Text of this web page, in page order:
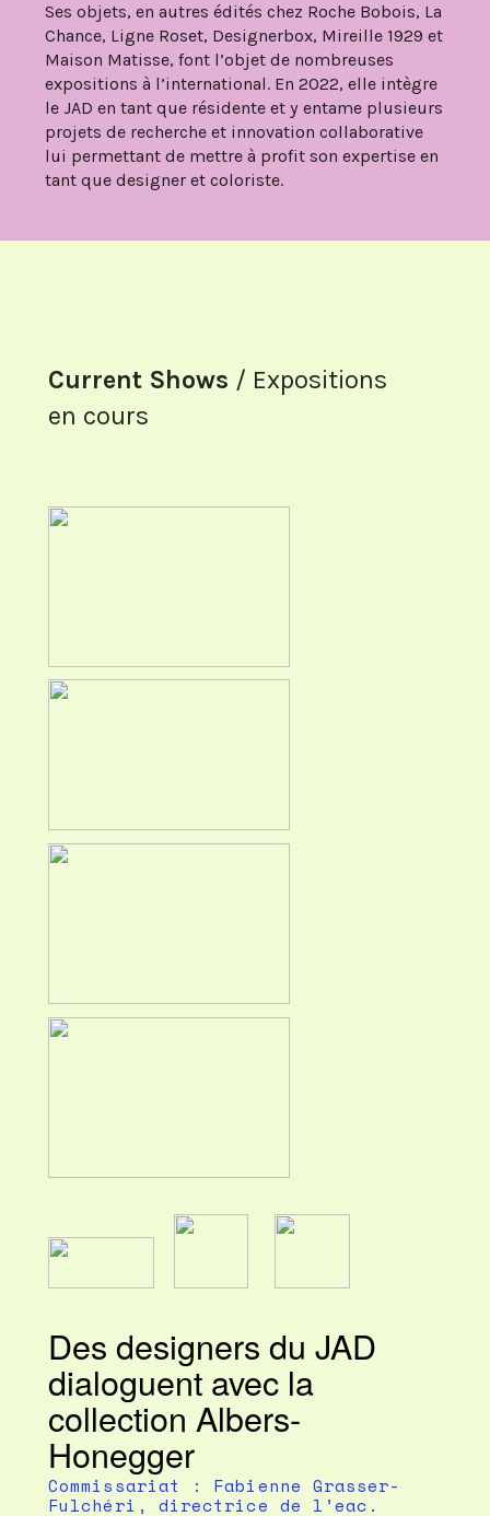
Ses objets, en autres édités chez Roche Bobois, La
Chance, Ligne Roset, Designerbox, Mireille 1929 et
Maison Matisse, font l’objet de nombreuses
expositions à l’international. En 2022, elle intègre
le JAD en tant que résidente et y entame plusieurs
projets de recherche et innovation collaborative
lui permettant de mettre à profit son expertise en
tant que designer et coloriste.
Current Shows / Expositions
en cours
Des designers du JAD
dialoguent avec la
collection Albers-
Honegger
Commissariat : Fabienne Grasser-
Fulchéri, directrice de l’eac.